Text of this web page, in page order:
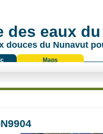
des eaux
douces du Nunavut
Maps